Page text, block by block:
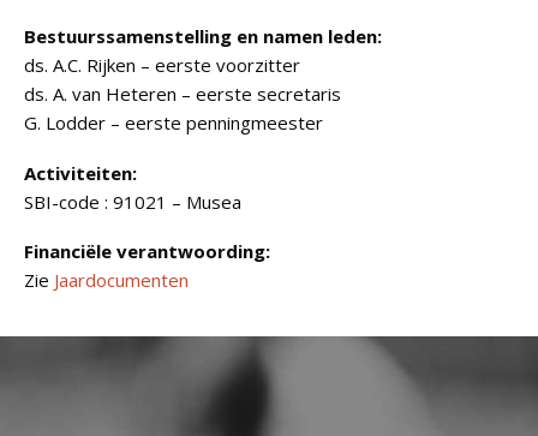
Bestuurssamenstelling en namen leden:
ds. A.C. Rijken – eerste voorzitter
ds. A. van Heteren – eerste secretaris
G. Lodder – eerste penningmeester
Activiteiten:
SBI-code : 91021 – Musea
Financiële verantwoording:
Zie Jaardocumenten